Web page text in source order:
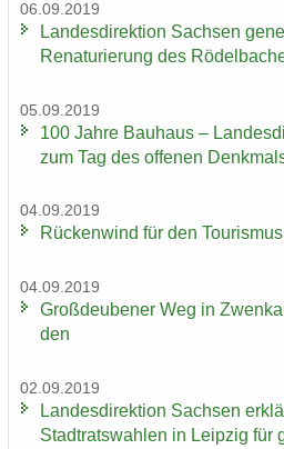
06.09.2019
Lan­des­di­rek­ti­on Sach­sen
Re­na­tu­rie­rung des
05.09.2019
100 Jahre Bau­haus –
zum Tag des of­fe­nen
04.09.2019
Rü­cken­wind für den
04.09.2019
Groß­deu­be­ner Weg in
den
02.09.2019
Lan­des­di­rek­ti­on Sach­sen
Stadt­rats­wah­len in Leip­zig für